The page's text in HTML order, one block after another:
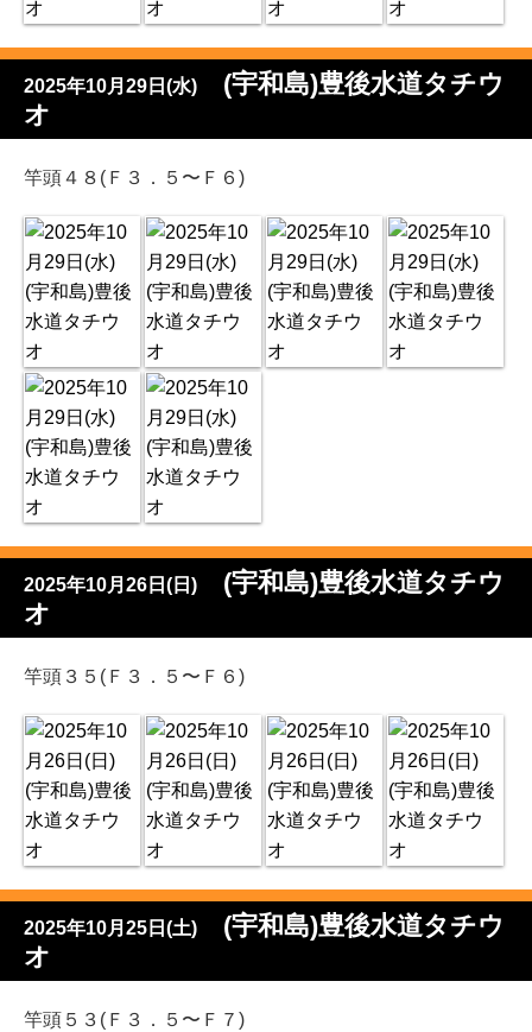
2025年10月29日(水)
(宇和島)豊後水道タチウ
オ
竿頭４８(Ｆ３．５〜Ｆ６)
2025年10月26日(日)
(宇和島)豊後水道タチウ
オ
竿頭３５(Ｆ３．５〜Ｆ６)
2025年10月25日(土)
(宇和島)豊後水道タチウ
オ
竿頭５３(Ｆ３．５〜Ｆ７)